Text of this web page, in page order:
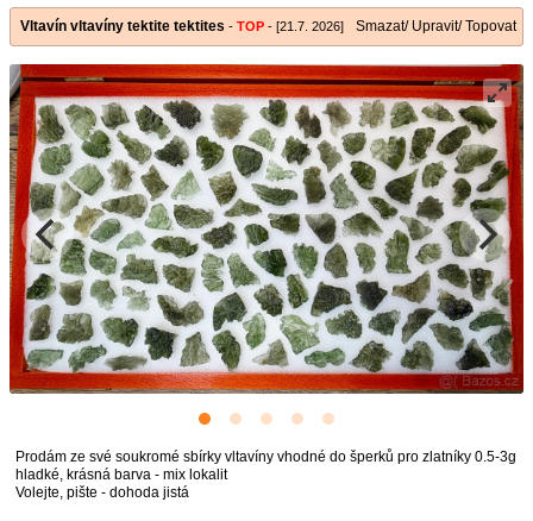
Vltavín vltavíny tektite tektites - TOP - [21.7. 2026] Smazat/ Upravit/ Topovat
Prodám ze své soukromé sbírky vltavíny vhodné do šperků pro zlatníky 0.5-3g
hladké, krásná barva - mix lokalit
Volejte, pište - dohoda jistá